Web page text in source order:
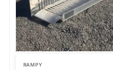
RAMPY